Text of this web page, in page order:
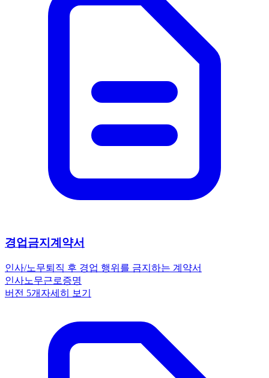
경업금지계약서
인사/노무퇴직 후 경업 행위를 금지하는 계약서
인사노무근로증명
버전 5개 자세히 보기